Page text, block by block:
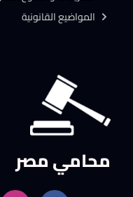
محامي مصر
المواضيع القانونية